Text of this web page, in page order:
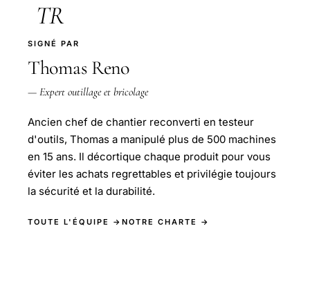
TR
SIGNÉ PAR
Thomas Reno
— Expert outillage et bricolage
Ancien chef de chantier reconverti en testeur
d'outils, Thomas a manipulé plus de 500 machines
en 15 ans. Il décortique chaque produit pour vous
éviter les achats regrettables et privilégie toujours
la sécurité et la durabilité.
TOUTE L'ÉQUIPE → NOTRE CHARTE →